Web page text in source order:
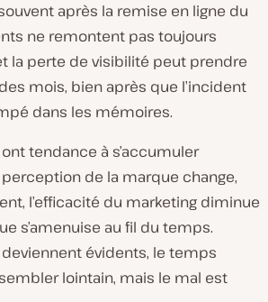
après la remise en ligne du
ne remontent pas toujours
la perte de visibilité peut prendre
mois, bien après que l’incident
dans les mémoires.
tendance à s’accumuler
de la marque change,
l’efficacité du marketing diminue
s’amenuise au fil du temps.
évidents, le temps
lointain, mais le mal est